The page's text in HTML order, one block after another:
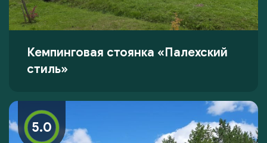
Кемпинговая стоянка «Палехский
стиль»
5.0